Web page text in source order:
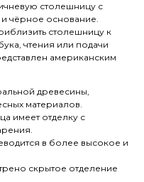
столешницу с
чёрное основание.
столешницу к
чтения или подачи
американским
древесины,
материалов.
имеет отделку с
в более высокое и
скрытое отделение